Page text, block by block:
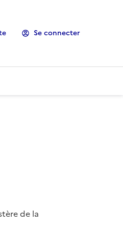
Se connecter
de la